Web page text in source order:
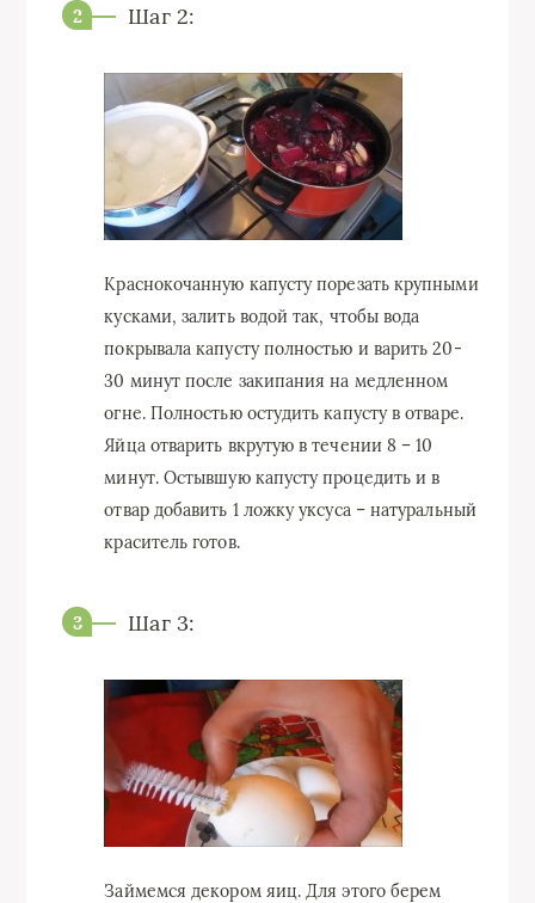
Шаг 2:
Краснокочанную капусту порезать крупными
кусками, залить водой так, чтобы вода
покрывала капусту полностью и варить 20-
30 минут после закипания на медленном
огне. Полностью остудить капусту в отваре.
Яйца отварить вкрутую в течении 8 – 10
минут. Остывшую капусту процедить и в
отвар добавить 1 ложку уксуса – натуральный
краситель готов.
Шаг 3:
Займемся декором яиц. Для этого берем